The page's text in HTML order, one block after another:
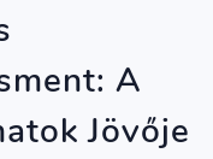
A
Jövője